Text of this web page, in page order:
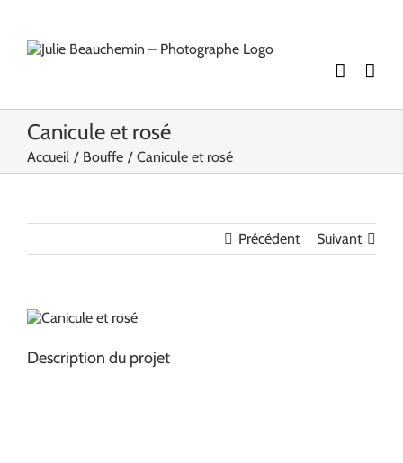
contenu
Canicule et rosé
Accueil Bouffe Canicule et rosé
Précédent Suivant
View
Image
Description du projet